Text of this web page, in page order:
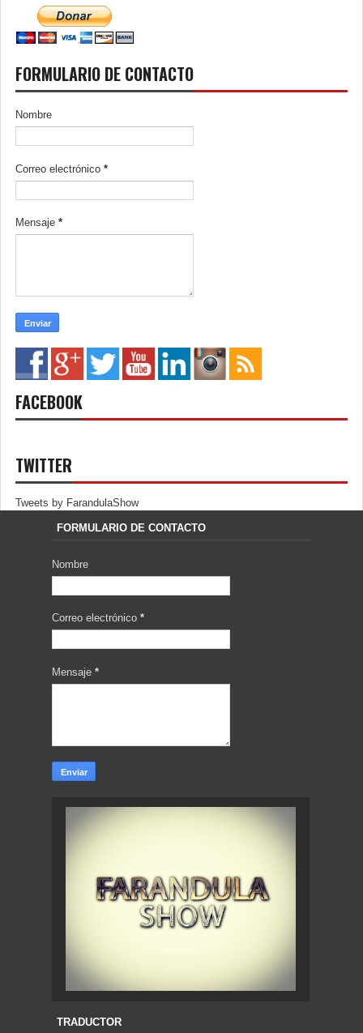
FORMULARIO DE CONTACTO
Nombre
Correo electrónico *
Mensaje *
FACEBOOK
TWITTER
Tweets by FarandulaShow
FORMULARIO DE CONTACTO
Nombre
Correo electrónico *
Mensaje *
TRADUCTOR